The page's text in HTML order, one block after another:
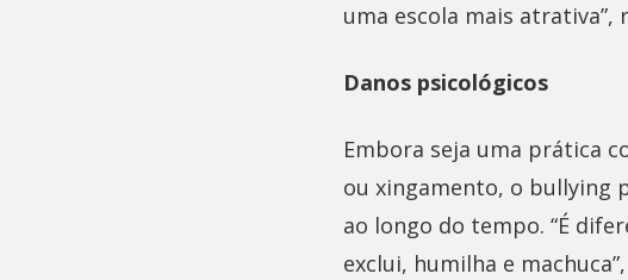
uma escola mais atrativa”,
Danos psicológicos
Embora seja uma prática
ou xingamento, o bullying
ao longo do tempo. “É
exclui, humilha e